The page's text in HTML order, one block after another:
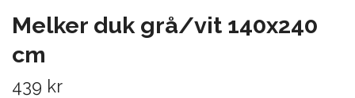
Melker duk grå/vit 140x240
cm
439 kr